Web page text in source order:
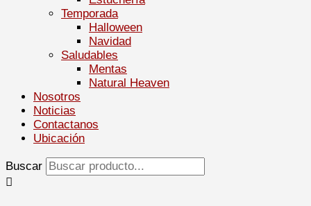
Temporada
Halloween
Navidad
Saludables
Mentas
Natural Heaven
Nosotros
Noticias
Contactanos
Ubicación
Buscar